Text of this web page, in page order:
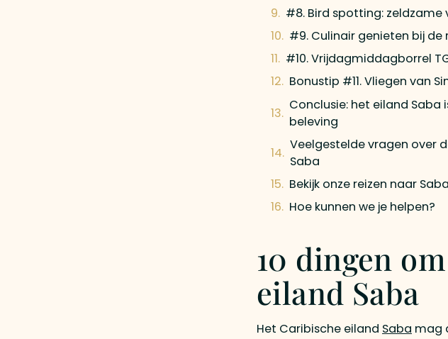
#8. Bird spotting:
#9. Culinair genieten bij
#10. Vrijdagmiddagborrel
Bonustip #11. Vliegen van
Conclusie: het eiland
beleving
Veelgestelde vragen over
Saba
Bekijk onze reizen naar Saba
Hoe kunnen we je helpen?
10 dingen
eiland Saba
Het Caribische eiland Saba mag